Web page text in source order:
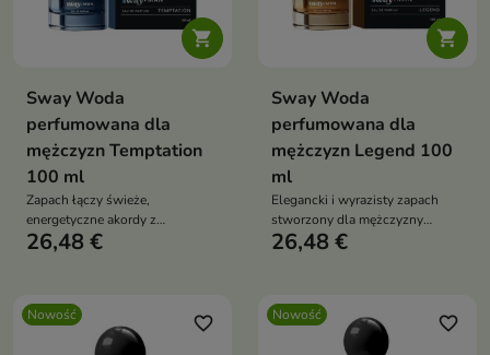

Sway Woda
perfumowana dla
mężczyzn Temptation
100 ml
Zapach łączy świeże,
energetyczne akordy z
głębokimi, zmysłowymi nutami,
26,48 €

Sway Woda
perfumowana dla
mężczyzn Legend 100
ml
Elegancki i wyrazisty zapach
stworzony dla mężczyzny
pewnego siebie, który ceni
26,48 €
Nowość favorite_border Nowość favorite_border